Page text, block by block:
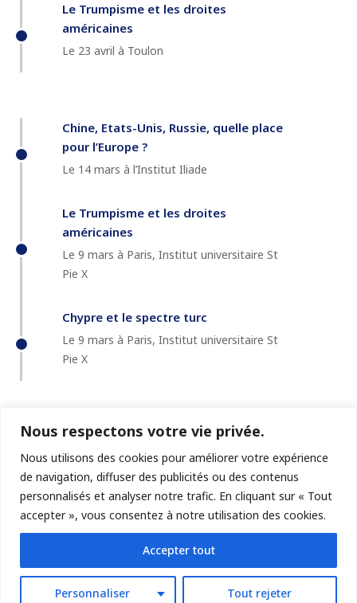
Nous respectons votre vie privée.
Nous utilisons des cookies pour améliorer votre expérience
de navigation, diffuser des publicités ou des contenus
personnalisés et analyser notre trafic. En cliquant sur « Tout
accepter », vous consentez à notre utilisation des cookies.
Personnaliser Tout rejeter
Accepter tout
Le Trumpisme et les droites
américaines
Le 23 avril à Toulon
Chine, Etats-Unis, Russie, quelle place
pour l’Europe ?
Le 14 mars à l’Institut Iliade
Le Trumpisme et les droites
américaines
Le 9 mars à Paris, Institut universitaire St
Pie X
Chypre et le spectre turc
Le 9 mars à Paris, Institut universitaire St
Pie X